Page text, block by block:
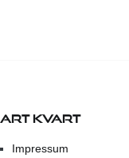
ART KVART
Impressum